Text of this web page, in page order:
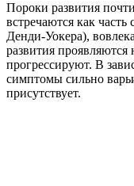
Пороки развития
встречаются как
Денди-Уокера),
развития
прогрессируют. В
симптомы сильно
присутствует.